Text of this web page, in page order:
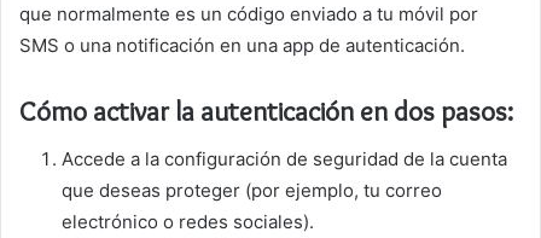
que normalmente es un código enviado a tu móvil por
SMS o una notificación en una app de autenticación.
Cómo activar la autenticación en dos pasos:
Accede a la configuración de seguridad de la cuenta
que deseas proteger (por ejemplo, tu correo
electrónico o redes sociales).